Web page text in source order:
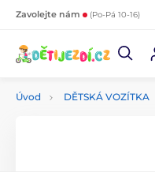
Zavolejte nám (Po-Pá 10-16)
Úvod DĚTSKÁ VOZÍTKA